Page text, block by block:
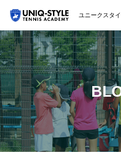
ユニークスタ
初めての方
システム・クラス・料金
スクール紹介・コーチ紹介
大会・イベント
ブログ